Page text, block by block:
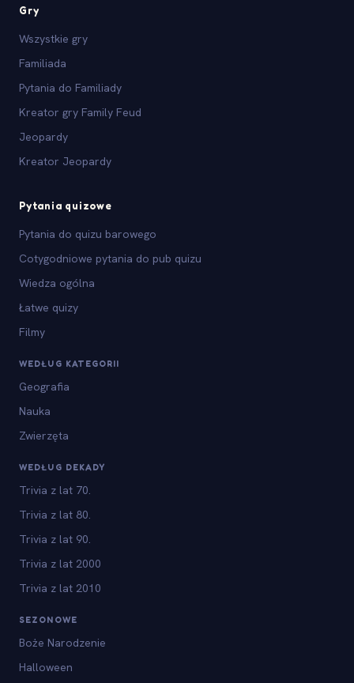
Gry
Wszystkie gry
Familiada
Pytania do Familiady
Kreator gry Family Feud
Jeopardy
Kreator Jeopardy
Pytania quizowe
Pytania do quizu barowego
Cotygodniowe pytania do pub quizu
Wiedza ogólna
Łatwe quizy
Filmy
WEDŁUG KATEGORII
Geografia
Nauka
Zwierzęta
WEDŁUG DEKADY
Trivia z lat 70.
Trivia z lat 80.
Trivia z lat 90.
Trivia z lat 2000
Trivia z lat 2010
SEZONOWE
Boże Narodzenie
Halloween